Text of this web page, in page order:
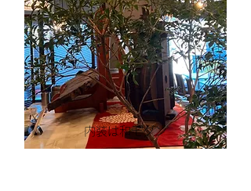
内装は和モダン